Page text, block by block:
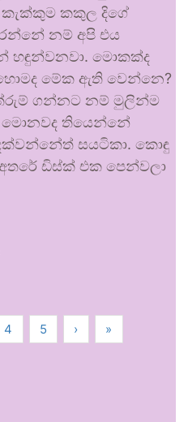
කකුල දිගේ
නම් අපි එය
හඳුන්වනවා. මොකක්ද
මේක ඇති වෙන්නෙ?
ගන්නට නම් මුලින්ම
තියෙන්නේ
සයටිකා. කොඳු
ඩිස්ක් එක පෙන්වලා
4 5 › »